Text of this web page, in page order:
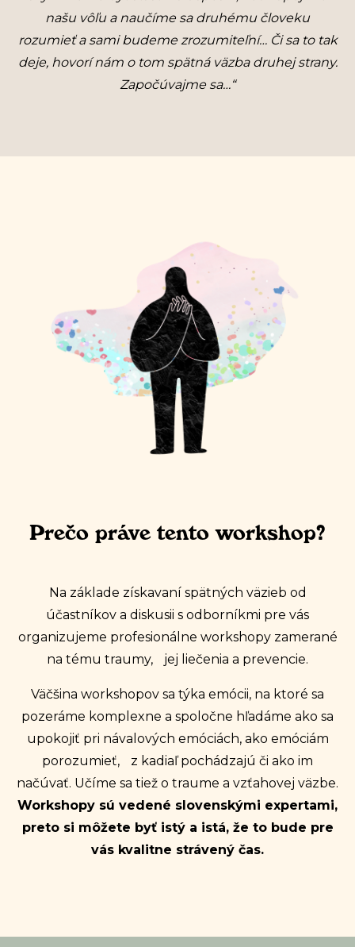
našu vôľu a naučíme sa druhému človeku
rozumieť a sami budeme zrozumiteľní… Či sa to tak
deje, hovorí nám o tom spätná väzba druhej strany.
Započúvajme sa…“
Prečo práve tento workshop?
Na základe získavaní spätných väzieb od
účastníkov a diskusii s odborníkmi pre vás
organizujeme profesionálne workshopy zamerané
na tému traumy, jej liečenia a prevencie.
Väčšina workshopov sa týka emócii, na ktoré sa
pozeráme komplexne a spoločne hľadáme ako sa
upokojiť pri návalových emóciách, ako emóciám
porozumieť, z kadiaľ pochádzajú či ako im
načúvať. Učíme sa tiež o traume a vzťahovej väzbe.
Workshopy sú vedené slovenskými expertami,
preto si môžete byť istý a istá, že to bude pre
vás kvalitne strávený čas.